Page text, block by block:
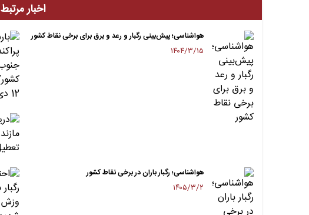
اخبار مرتبط
هواشناسی؛ پیش‌بینی رگبار و رعد و برق برای برخی نقاط کشور
۱۴۰۴/۳/۱۵
هواشناسی؛ رگبار باران در برخی نقاط کشور
۱۴۰۵/۳/۲